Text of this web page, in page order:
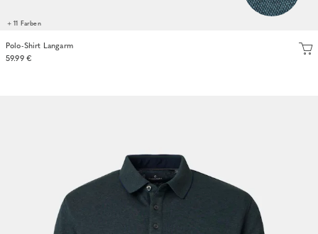
+ 11 Farben
Polo-Shirt Langarm
59.99 €